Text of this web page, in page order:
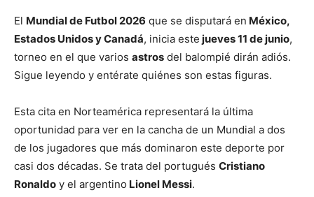
El Mundial de Futbol 2026 que se disputará en México,
Estados Unidos y Canadá, inicia este jueves 11 de junio,
torneo en el que varios astros del balompié dirán adiós.
Sigue leyendo y entérate quiénes son estas figuras.
Esta cita en Norteamérica representará la última
oportunidad para ver en la cancha de un Mundial a dos
de los jugadores que más dominaron este deporte por
casi dos décadas. Se trata del portugués Cristiano
Ronaldo y el argentino Lionel Messi.